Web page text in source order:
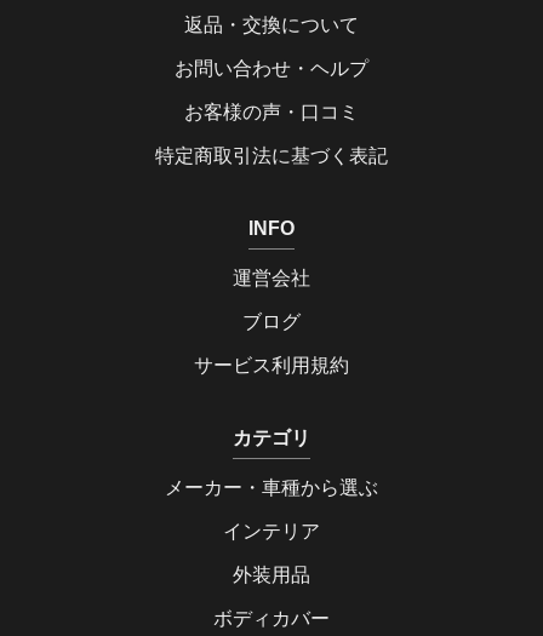
返品・交換について
お問い合わせ・ヘルプ
お客様の声・口コミ
特定商取引法に基づく表記
INFO
運営会社
ブログ
サービス利用規約
カテゴリ
メーカー・車種から選ぶ
インテリア
外装用品
ボディカバー